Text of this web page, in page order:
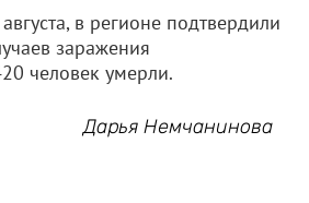
в регионе подтвердили
заражения
человек умерли.
Дарья Немчанинова